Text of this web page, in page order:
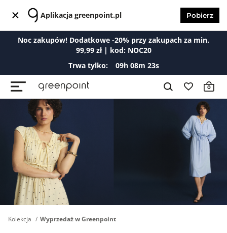
Aplikacja greenpoint.pl Pobierz
Noc zakupów! Dodatkowe -20% przy zakupach za min.
99,99 zł | kod: NOC20
Trwa tylko:
09h 08m 21s
0
Kolekcja Wyprzedaż w Greenpoint